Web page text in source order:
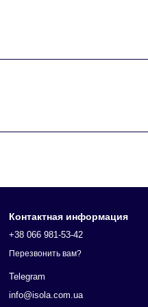
Контактная информация
+38 066 981-53-42
Перезвонить вам?
Telegram
info@isola.com.ua